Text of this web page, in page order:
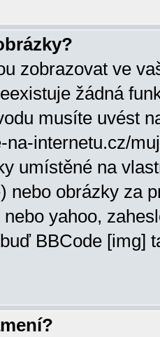
zobrazovat ve
žádná
musíte uvést
na-internetu.cz/
umístěné na
nebo obrázky za
yahoo,
BBCode [img]